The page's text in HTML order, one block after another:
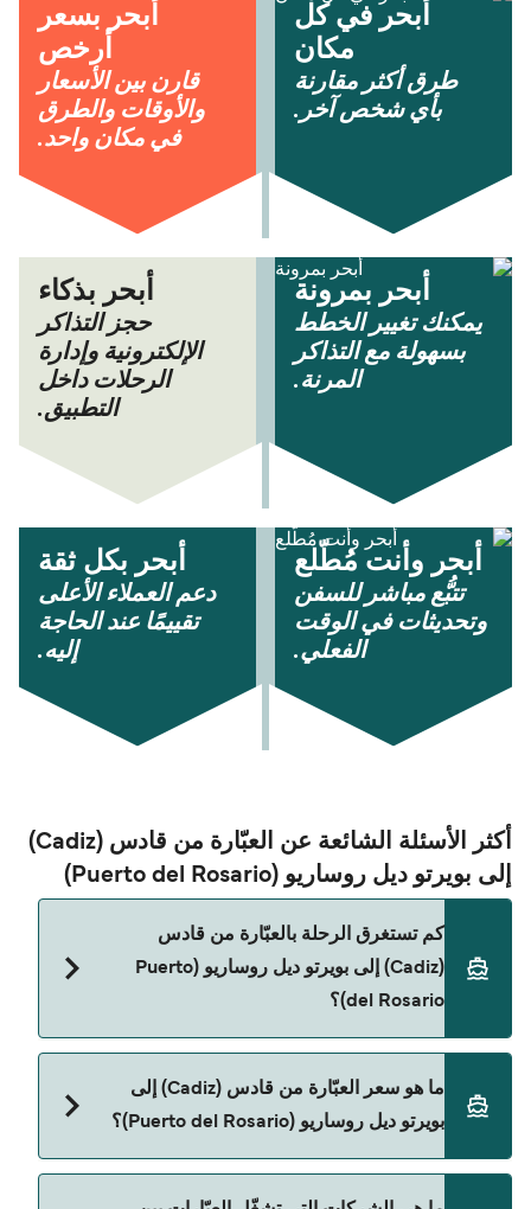
أبحر في كل
مكان
طرق أكثر مقارنة
بأي شخص آخر.
أبحر بسعر
أرخص
قارن بين الأسعار
والأوقات والطرق
في مكان واحد.
أبحر بمرونة
يمكنك تغيير الخطط
بسهولة مع التذاكر
المرنة.
أبحر بذكاء
حجز التذاكر
الإلكترونية وإدارة
الرحلات داخل
التطبيق.
أبحر وأنت مُطّلع
تتبُّع مباشر للسفن
وتحديثات في الوقت
الفعلي.
أبحر بكل ثقة
دعم العملاء الأعلى
تقييمًا عند الحاجة
إليه.
أكثر الأسئلة الشائعة عن العبّارة من قادس (Cadiz)
إلى بويرتو ديل روساريو (Puerto del Rosario)
كم تستغرق الرحلة بالعبّارة من قادس
(Cadiz) إلى بويرتو ديل روساريو (Puerto
del Rosario)؟
روساريو (Puerto del Rosario) تقريباً 32 ساعات. مدة
الإبحار ممكن تختلف حسب الموسم والشركة، لذلك
ننصحك بمراجعة الأوقات المباشرة باستخدام Direct
ما هو سعر العبّارة من قادس (Cadiz) إلى
بويرتو ديل روساريو (Puerto del Rosario)؟
سعر العبّارة من قادس (Cadiz) إلى بويرتو ديل روساريو